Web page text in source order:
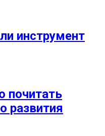
инструмент
почитать
развития